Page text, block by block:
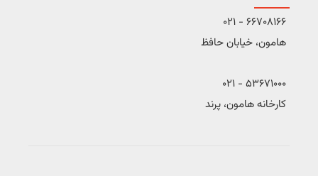
66708166 - 021
هامون، خیابان حافظ
53671000 - 021
کارخانه هامون، پرند